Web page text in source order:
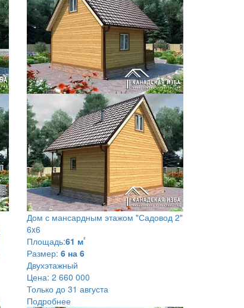
Дом с мансардным этажом"Садовод 2"
6x6
Площадь:61 м²
Размер: 6 на 6
Двухэтажный
Цена:2 660 000
Только до 31 августа
Подробнее